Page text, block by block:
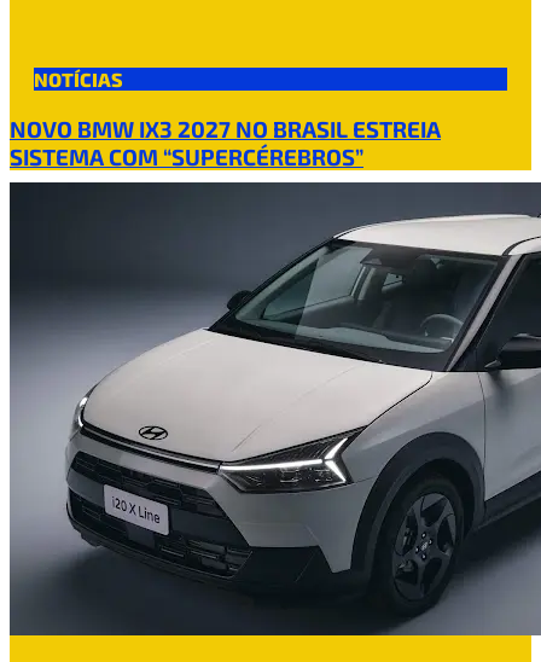
NOTÍCIAS
NOVO BMW IX3 2027 NO BRASIL ESTREIA
SISTEMA COM “SUPERCÉREBROS”